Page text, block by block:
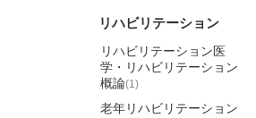
リハビリテーション
リハビリテーション医
学・リハビリテーション
概論(1)
老年リハビリテーション